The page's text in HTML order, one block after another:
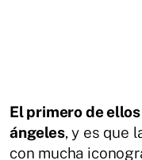
El primero de
ángeles, y es que
con mucha